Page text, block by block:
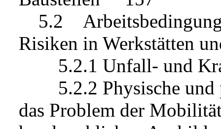
5.2
Risiken in Werkstätten
5.2.1 Unfall- und
5.2.2 Physische und
das Problem der